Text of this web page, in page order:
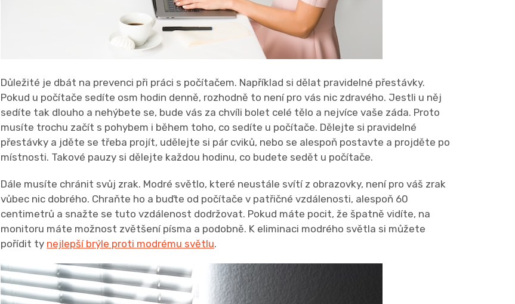
Důležité je dbát na prevenci při práci s počítačem. Například si dělat pravidelné přestávky.
Pokud u počítače sedíte osm hodin denně, rozhodně to není pro vás nic zdravého. Jestli u něj
sedíte tak dlouho a nehýbete se, bude vás za chvíli bolet celé tělo a nejvíce vaše záda. Proto
musíte trochu začít s pohybem i během toho, co sedíte u počítače. Dělejte si pravidelné
přestávky a jděte se třeba projít, udělejte si pár cviků, nebo se alespoň postavte a projděte po
místnosti. Takové pauzy si dělejte každou hodinu, co budete sedět u počítače.
Dále musíte chránit svůj zrak. Modré světlo, které neustále svítí z obrazovky, není pro váš zrak
vůbec nic dobrého. Chraňte ho a buďte od počítače v patřičné vzdálenosti, alespoň 60
centimetrů a snažte se tuto vzdálenost dodržovat. Pokud máte pocit, že špatně vidíte, na
monitoru máte možnost zvětšení písma a podobně. K eliminaci modrého světla si můžete
pořídit ty nejlepší brýle proti modrému světlu.